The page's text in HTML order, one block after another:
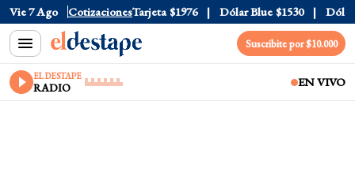
Vie 7 Ago Cotizaciones
$1520 Dólar Tarjeta $1976 Dólar Blue $1530 Dólar
Suscribite por $10.000
EL DESTAPE
RADIO EN VIVO